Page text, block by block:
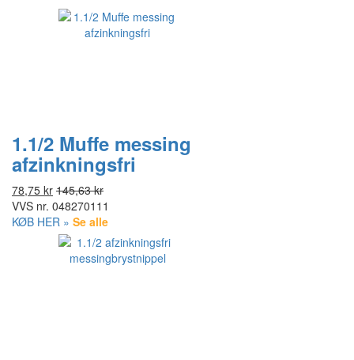
1.1/2 Muffe messing
afzinkningsfri
78,75 kr 145,63 kr
VVS nr. 048270111
KØB HER » Se alle